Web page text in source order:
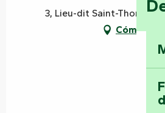
3, Lieu-dit Saint-Thomas,
Cómo